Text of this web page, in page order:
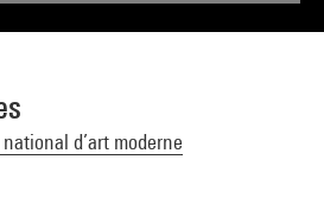
d’art moderne